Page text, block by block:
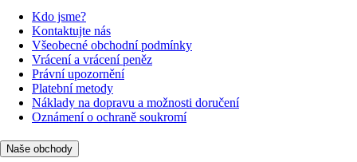
Kdo jsme?
Kontaktujte nás
Všeobecné obchodní podmínky
Vrácení a vrácení peněz
Právní upozornění
Platební metody
Náklady na dopravu a možnosti doručení
Oznámení o ochraně soukromí
Naše obchody